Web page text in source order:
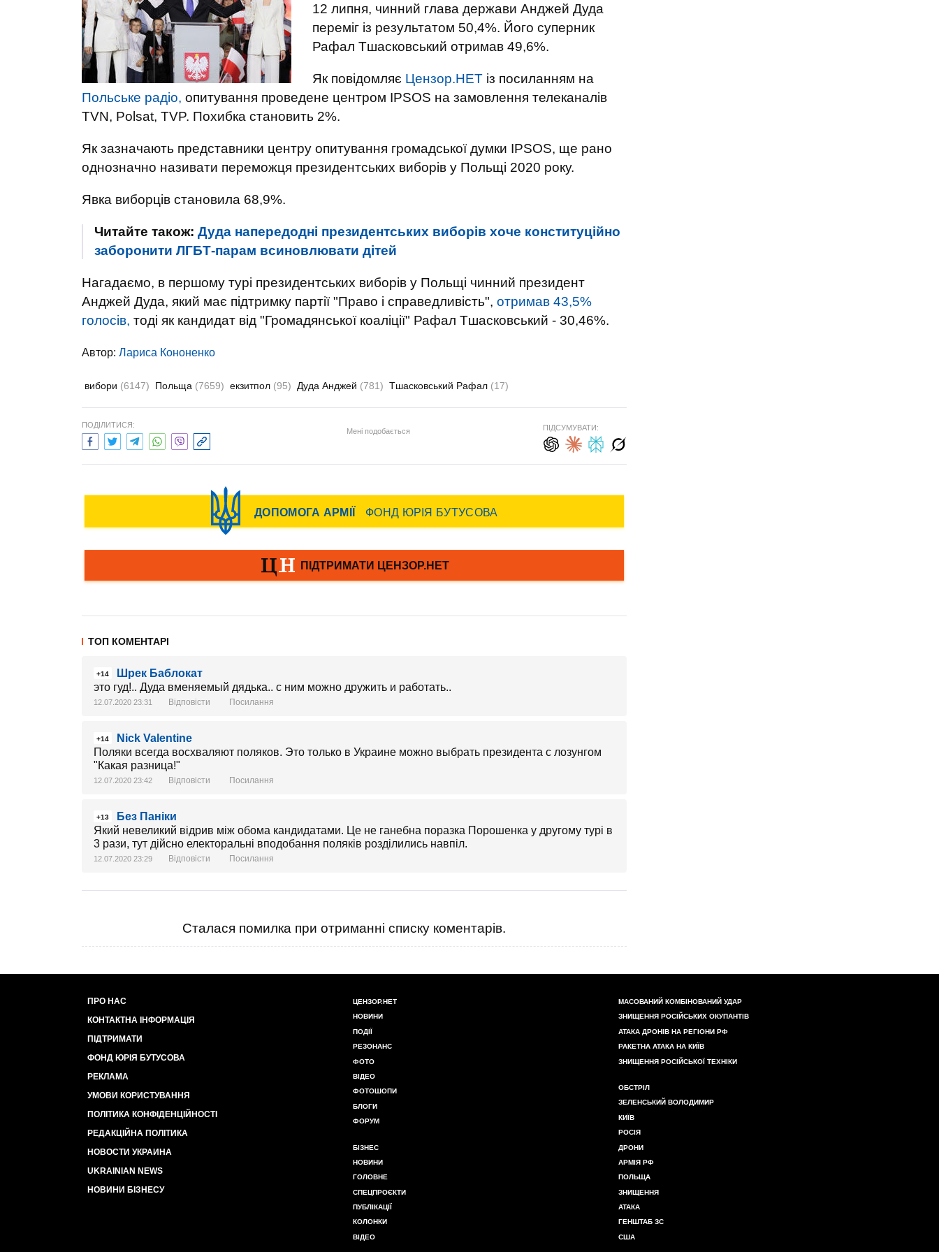
12 липня, чинний глава держави Анджей Дуда
переміг із результатом 50,4%. Його суперник
Рафал Тшасковський отримав 49,6%.
Як повідомляє Цензор.НЕТ із посиланням на
Польське радіо, опитування проведене центром IPSOS на замовлення телеканалів
TVN, Polsat, TVP. Похибка становить 2%.
Як зазначають представники центру опитування громадської думки IPSOS, ще рано
однозначно називати переможця президентських виборів у Польщі 2020 року.
Явка виборців становила 68,9%.
Читайте також: Дуда напередодні президентських виборів хоче конституційно
заборонити ЛГБТ-парам всиновлювати дітей
Нагадаємо, в першому турі президентських виборів у Польщі чинний президент
Анджей Дуда, який має підтримку партії "Право і справедливість", отримав 43,5%
голосів, тоді як кандидат від "Громадянської коаліції" Рафал Тшасковський - 30,46%.
Автор: Лариса Кононенко
вибори (6147) Польща (7659) екзитпол (95) Дуда Анджей (781) Тшасковський Рафал (17)
ПОДІЛИТИСЯ:
Мені подобається ПІДСУМУВАТИ:
ТОП КОМЕНТАРІ
+14
Шрек Баблокат
это гуд!.. Дуда вменяемый дядька.. с ним можно дружить и работать..
12.07.2020 23:31 Відповісти Посилання
+14
Nick Valentine
Поляки всегда восхваляют поляков. Это только в Украине можно выбрать президента с лозунгом
"Какая разница!"
12.07.2020 23:42 Відповісти Посилання
+13
Без Паніки
Який невеликий відрив між обома кандидатами. Це не ганебна поразка Порошенка у другому турі в
3 рази, тут дійсно електоральні вподобання поляків розділились навпіл.
12.07.2020 23:29 Відповісти Посилання
Сталася помилка при отриманні списку коментарів.
ПРО НАС
КОНТАКТНА ІНФОРМАЦІЯ
ПІДТРИМАТИ
ФОНД ЮРІЯ БУТУСОВА
РЕКЛАМА
УМОВИ КОРИСТУВАННЯ
ПОЛІТИКА КОНФІДЕНЦІЙНОСТІ
РЕДАКЦІЙНА ПОЛІТИКА
НОВОСТИ УКРАИНА
UKRAINIAN NEWS
НОВИНИ БІЗНЕСУ
ЦЕНЗОР.НЕТ
НОВИНИ
ПОДІЇ
РЕЗОНАНС
ФОТО
ВІДЕО
ФОТОШОПИ
БЛОГИ
ФОРУМ
БІЗНЕС
НОВИНИ
ГОЛОВНЕ
СПЕЦПРОЄКТИ
ПУБЛІКАЦІЇ
КОЛОНКИ
ВІДЕО
МАСОВАНИЙ КОМБІНОВАНИЙ УДАР
ЗНИЩЕННЯ РОСІЙСЬКИХ ОКУПАНТІВ
АТАКА ДРОНІВ НА РЕГІОНИ РФ
РАКЕТНА АТАКА НА КИЇВ
ЗНИЩЕННЯ РОСІЙСЬКОЇ ТЕХНІКИ
ОБСТРІЛ
ЗЕЛЕНСЬКИЙ ВОЛОДИМИР
КИЇВ
РОСІЯ
ДРОНИ
АРМІЯ РФ
ПОЛЬЩА
ЗНИЩЕННЯ
АТАКА
ГЕНШТАБ ЗС
США